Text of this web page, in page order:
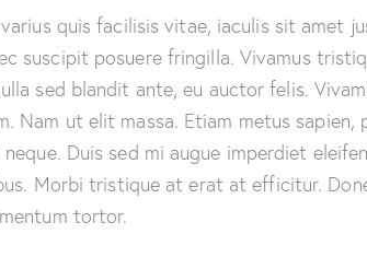
quis facilisis vitae, iaculis sit amet
suscipit posuere fringilla. Vivamus
sed blandit ante, eu auctor felis.
Nam ut elit massa. Etiam metus sapien,
Duis sed mi augue imperdiet
Morbi tristique at erat at efficitur.
tortor.